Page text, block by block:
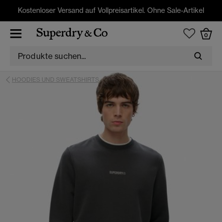
Kostenloser Versand auf Vollpreisartikel. Ohne Sale-Artikel
0
HOODIES UND SWEATSHIRTS